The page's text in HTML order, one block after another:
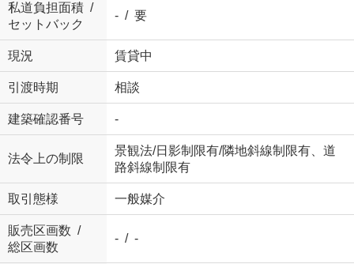
私道負担面積 /
セットバック
- / 要
現況 賃貸中
引渡時期 相談
建築確認番号 -
法令上の制限
景観法/日影制限有/隣地斜線制限有、道
路斜線制限有
取引態様 一般媒介
販売区画数 /
総区画数
- / -